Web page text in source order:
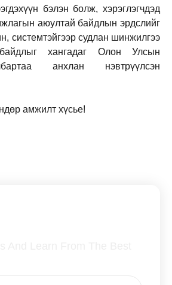
бэлэн болж, хэрэглэгчдэд
аюултай байдлын эрдслийг
системтэйгээр судлан шинжилгээ
хангадаг Олон Улсын
анхлан нэвтрүүлсэн
амжилт хүсье!